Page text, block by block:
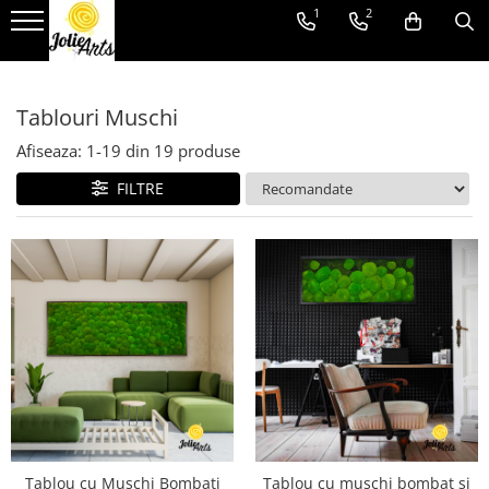
Tablouri cu licheni, muschi si
plante naturale stabilizate
Tablouri licheni
Tablouri Muschi
Toate Produsele
Proiecte personalizate
Logo-uri personalizate
1 2
Tablouri Muschi
Afiseaza: 1-19 din 19 produse
FILTRE
Tablou cu Mușchi Bombati
Tablou cu mușchi bombat și